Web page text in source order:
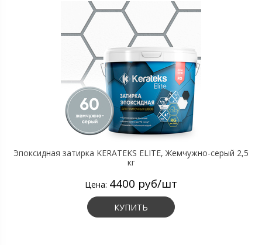
Эпоксидная затирка KERATEKS ELITE, Жемчужно-серый 2,5
кг
Цена: 4400 руб/шт
КУПИТЬ